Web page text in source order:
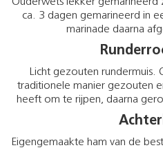
Ouderwets lekker gemarineerd
ca. 3 dagen gemarineerd in
marinade daarna
Licht gezouten
traditionele manier gezouten
heeft om te rijpen, daarna
Eigengemaakte ham van de